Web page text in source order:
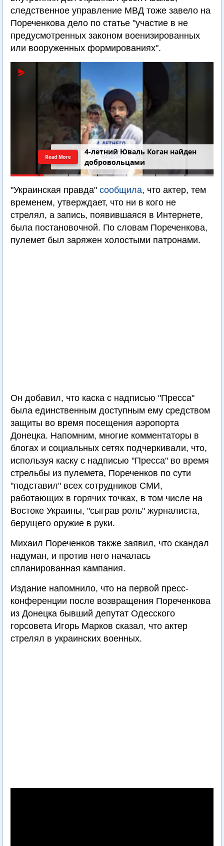
следственное управление МВД тоже завело на
Пореченкова дело по статье "участие в не
предусмотренных законом военизированных
или вооруженных формированиях".
4-летний Юваль Коган найден
добровольцами
Read More
"Украинская правда" сообщила, что актер, тем
временем, утверждает, что ни в кого не
стрелял, а запись, появившаяся в Интернете,
была постановочной. По словам Пореченкова,
пулемет был заряжен холостыми патронами.
Он добавил, что каска с надписью "Пресса"
была единственным доступным ему средством
защиты во время посещения аэропорта
Донецка. Напомним, многие комментаторы в
блогах и социальных сетях подчеркивали, что,
используя каску с надписью "Пресса" во время
стрельбы из пулемета, Пореченков по сути
"подставил" всех сотрудников СМИ,
работающих в горячих точках, в том числе на
Востоке Украины, "сыграв роль" журналиста,
берущего оружие в руки.
Михаил Пореченков также заявил, что скандал
надуман, и против него началась
спланированная кампания.
Издание напомнило, что на первой пресс-
конференции после возвращения Пореченкова
из Донецка бывший депутат Одесского
горсовета Игорь Марков сказал, что актер
стрелял в украинских военных.